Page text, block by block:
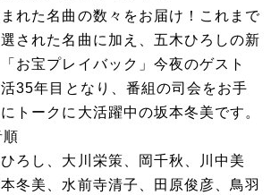
れた名曲の数々をお届け！これまで
された名曲に加え、五木ひろしの新
お宝プレイバック」今夜のゲスト
35年目となり、番組の司会をお手
トークに大活躍中の坂本冬美です。
順
ろし、大川栄策、岡千秋、川中美
冬美、水前寺清子、田原俊彦、鳥羽